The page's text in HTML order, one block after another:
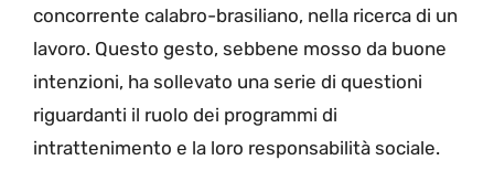
concorrente calabro-brasiliano, nella ricerca di un
lavoro. Questo gesto, sebbene mosso da buone
intenzioni, ha sollevato una serie di questioni
riguardanti il ruolo dei programmi di
intrattenimento e la loro responsabilità sociale.